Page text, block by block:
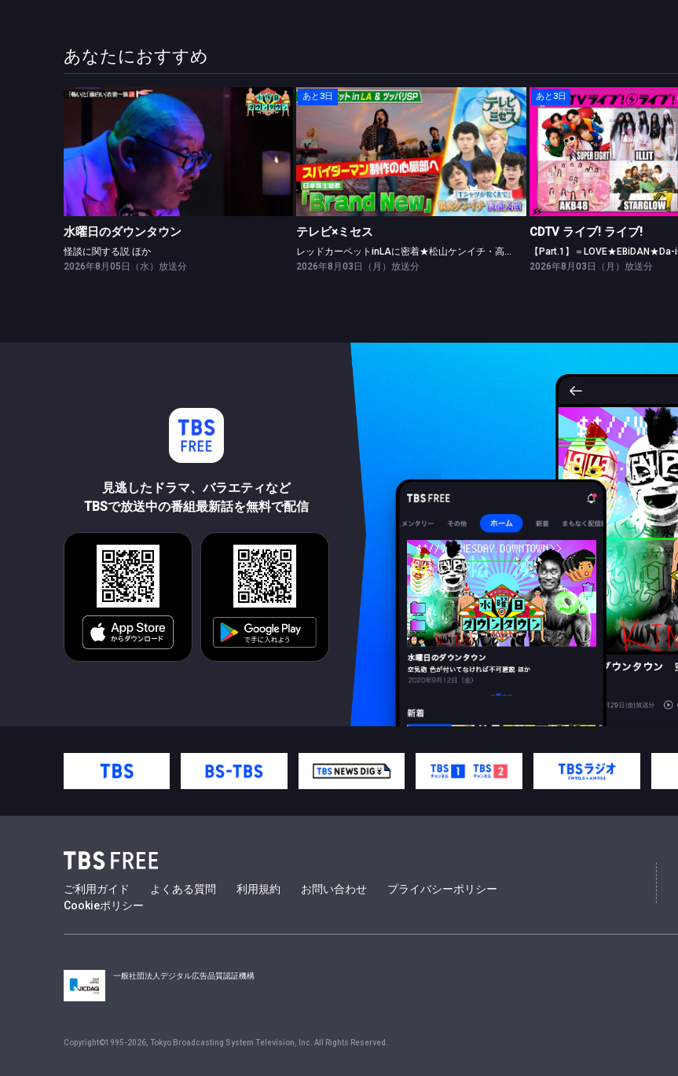
あなたにおすすめ
水曜日のダウンタウン
怪談に関する説 ほか
水曜日のダウンタウン
怪談に関する説 ほか
2026年8月05日（水）放送分
あと3日
テレビ×ミセス
レッドカーペットinLAに密着★松山ケンイチ・高橋文哉ツッパリ勝負！
テレビ×ミセス
レッドカーペットinLAに密着★松山ケンイチ・高橋文哉ツッパリ勝負！
2026年8月03日（月）放送分
あと3日
CDTV ライブ! ライ
CDTV ライブ! ライブ!
2026年8月03日（月）放送分
見逃したドラマ、バラエティなど
TBSで放送中の番組最新話を無料で配信
ご利用ガイド よくある質問 利用規約 お問い合わせ
プライバシーポリシー
Cookieポリシー
一般社団法人デジタル広告品質認証機構
Copyright©1995-2026, Tokyo Broadcasting System Television, Inc. All Rights Reserved.